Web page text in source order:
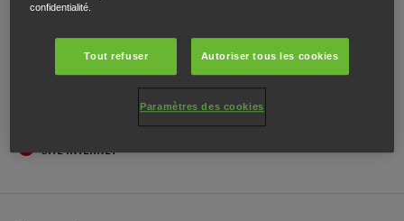
Brugsesteenweg 378
SITE INTERNET
confidentialité.
Tout refuser Autoriser tous les cookies
Paramètres des cookies